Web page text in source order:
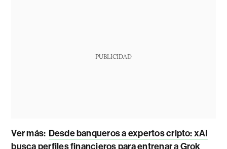
PUBLICIDAD
Ver más: Desde banqueros a expertos cripto: xAI
busca perfiles financieros para entrenar a Grok